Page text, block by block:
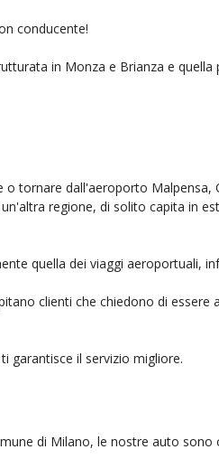
conducente!
in Monza e Brianza e quella
tornare dall'aeroporto
regione, di solito capita in
quella dei viaggi aeroportuali,
clienti che chiedono di
ti garantisce il servizio migliore.
di Milano, le nostre auto sono